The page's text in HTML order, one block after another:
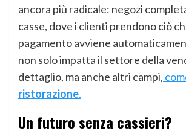
ancora più radicale: negozi
casse, dove i clienti prendono ciò
pagamento avviene
non solo impatta il settore della
dettaglio, ma anche altri campi,
ristorazione.
Un futuro senza cassieri?